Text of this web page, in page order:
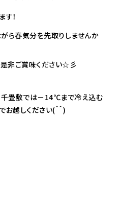
す！
ら春気分を先取りしませんか⁇
是非ご賞味ください☆彡
千畳敷では－14℃まで冷え込む
越しください(＾＾)